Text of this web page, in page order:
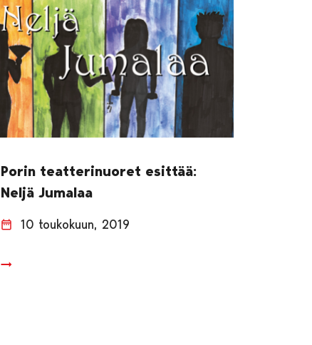
Porin teatterinuoret esittää:
Neljä Jumalaa
10 toukokuun, 2019